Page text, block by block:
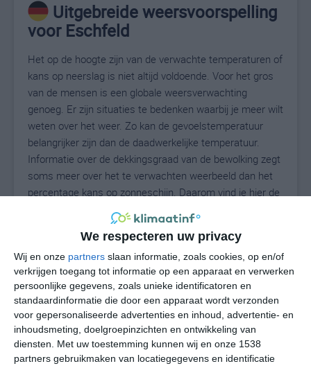
We respecteren uw privacy
Wij en onze partners slaan informatie, zoals cookies, op en/of
verkrijgen toegang tot informatie op een apparaat en verwerken
persoonlijke gegevens, zoals unieke identificatoren en
standaardinformatie die door een apparaat wordt verzonden
voor gepersonaliseerde advertenties en inhoud, advertentie- en
inhoudsmeting, doelgroepinzichten en ontwikkeling van
diensten.
Met uw toestemming kunnen wij en onze 1538
partners gebruikmaken van locatiegegevens en identificatie
Uitgebreide weersvoorspelling
voor Eschfeld
Het op de hoogte zijn van de verwachte temperaturen of
kans op neerslag is niet altijd voldoende. Voor het gros
van de mensen is een globale weersverwachting
genoeg. Er zijn situaties te bedenken waarbij je meer wilt
weten over het weer. Zo kan de gevoelstemperatuur
belangrijker zijn dan de daadwerkelijke temperatuur.
Informatie over de dekkingsgraad van de bewolking zegt
soms meer over het te verwachten weerbeeld dan het
percentage kans op zonneschijn. Daarom vind je hier de
uitgebreide weersvoorspelling voor Eschfeld.
20°C
undefined ma di wo